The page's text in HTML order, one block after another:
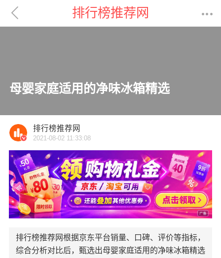
 排行榜推荐网 
母婴家庭适用的净味冰箱精选

排行榜推荐网
2021-08-02 11:33:08
排行榜推荐网根据京东平台销量、口碑、评价等指标，
综合分析对比后，甄选出母婴家庭适用的净味冰箱精选